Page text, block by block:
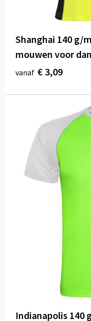
Shanghai 140 g/
mouwen voor
vanaf € 3,09
Indianapolis 140